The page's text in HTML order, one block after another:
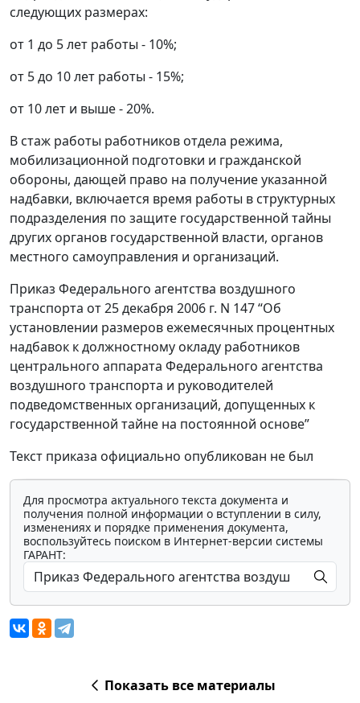
следующих размерах:
от 1 до 5 лет работы - 10%;
от 5 до 10 лет работы - 15%;
от 10 лет и выше - 20%.
В стаж работы работников отдела режима,
мобилизационной подготовки и гражданской
обороны, дающей право на получение указанной
надбавки, включается время работы в структурных
подразделения по защите государственной тайны
других органов государственной власти, органов
местного самоуправления и организаций.
Приказ Федерального агентства воздушного
транспорта от 25 декабря 2006 г. N 147 “Об
установлении размеров ежемесячных процентных
надбавок к должностному окладу работников
центрального аппарата Федерального агентства
воздушного транспорта и руководителей
подведомственных организаций, допущенных к
государственной тайне на постоянной основе”
Текст приказа официально опубликован не был
Для просмотра актуального текста документа и
получения полной информации о вступлении в силу,
изменениях и порядке применения документа,
воспользуйтесь поиском в Интернет-версии системы
ГАРАНТ:
Показать все материалы